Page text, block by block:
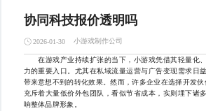
协同科技报价透明吗
2026-01-30 小游戏制作公司
在游戏产业持续扩张的当下，小游戏凭借其轻量化
力的重要入口。尤其在私域流量运营与广告变现需求日
带来意想不到的转化效果。然而，许多企业在选择开发
充斥着大量低价外包团队，看似节省成本，实则埋下
响整体品牌形象。